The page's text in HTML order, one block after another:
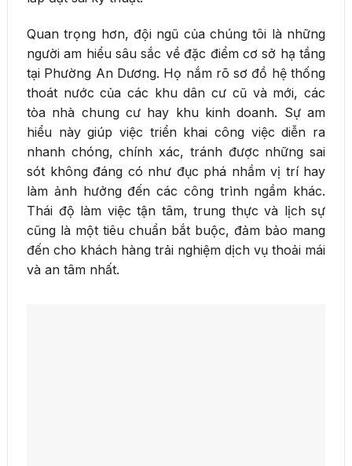
Quan trọng hơn, đội ngũ của chúng tôi là những
người am hiểu sâu sắc về đặc điểm cơ sở hạ tầng
tại Phường An Dương. Họ nắm rõ sơ đồ hệ thống
thoát nước của các khu dân cư cũ và mới, các
tòa nhà chung cư hay khu kinh doanh. Sự am
hiểu này giúp việc triển khai công việc diễn ra
nhanh chóng, chính xác, tránh được những sai
sót không đáng có như đục phá nhầm vị trí hay
làm ảnh hưởng đến các công trình ngầm khác.
Thái độ làm việc tận tâm, trung thực và lịch sự
cũng là một tiêu chuẩn bắt buộc, đảm bảo mang
đến cho khách hàng trải nghiệm dịch vụ thoải mái
và an tâm nhất.